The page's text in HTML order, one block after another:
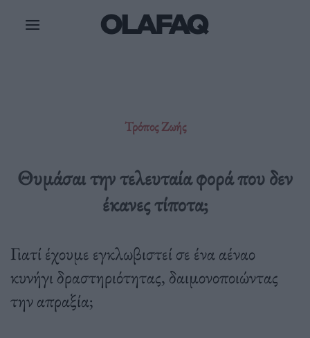
Τρόπος Ζωής
Θυμάσαι την τελευταία φορά που δεν
έκανες τίποτα;
Γιατί έχουμε εγκλωβιστεί σε ένα αέναο
κυνήγι δραστηριότητας, δαιμονοποιώντας
την απραξία;